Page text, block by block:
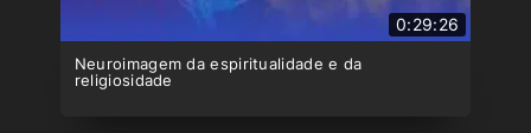
0:29:26
Neuroimagem da espiritualidade e da
religiosidade